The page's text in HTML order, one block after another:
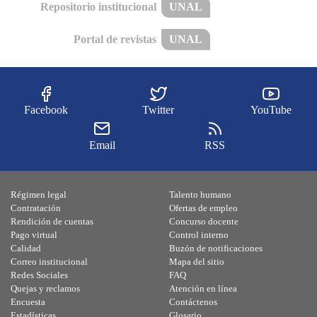
Repositorio institucional UNAL
Portal de revistas UNAL
Facebook Twitter YouTube
Email RSS
Régimen legal
Contratación
Rendición de cuentas
Pago virtual
Calidad
Talento humano
Ofertas de empleo
Concurso docente
Control interno
Buzón de notificaciones
Correo institucional
Redes Sociales
Quejas y reclamos
Encuesta
Mapa del sitio
FAQ
Atención en línea
Contáctenos